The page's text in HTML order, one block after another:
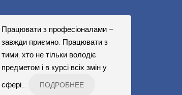
Працювати з професіоналами –
завжди приємно. Працювати з
тими, хто не тільки володіє
предметом і в курсі всіх змін у
сфері… ПОДРОБНЕЕ